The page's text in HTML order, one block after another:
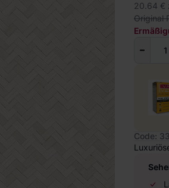
20.64 €
Original
Code: